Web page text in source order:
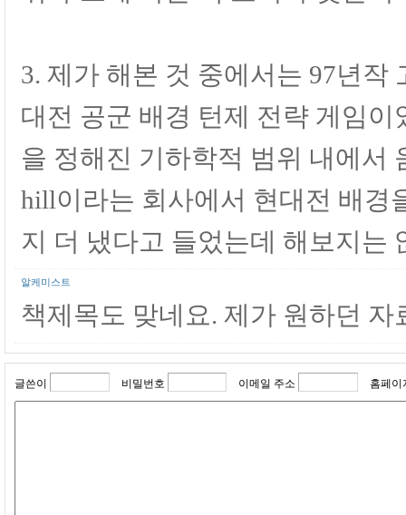
3. 제가 해본 것 중에서는 97년작
대전 공군 배경 턴제 전략 게임
을 정해진 기하학적 범위 내에서
hill이라는 회사에서 현대전 배경
지 더 냈다고 들었는데 해보지는
알케미스트
책제목도 맞네요. 제가 원하던
글쓴이 비밀번호 이메일 주소 홈페이